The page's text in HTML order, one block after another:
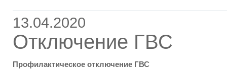
13.04.2020
Отключение ГВС
Профилактическое отключение ГВС